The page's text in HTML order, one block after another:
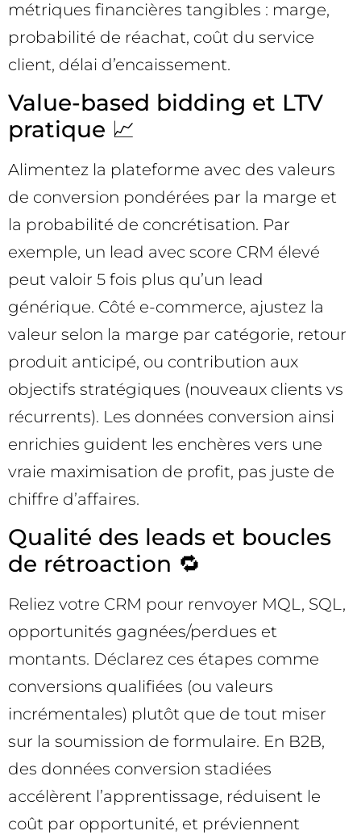
métriques financières tangibles : marge,
probabilité de réachat, coût du service
client, délai d’encaissement.
Value-based bidding et LTV
pratique 📈
Alimentez la plateforme avec des valeurs
de conversion pondérées par la marge et
la probabilité de concrétisation. Par
exemple, un lead avec score CRM élevé
peut valoir 5 fois plus qu’un lead
générique. Côté e-commerce, ajustez la
valeur selon la marge par catégorie, retour
produit anticipé, ou contribution aux
objectifs stratégiques (nouveaux clients vs
récurrents). Les données conversion ainsi
enrichies guident les enchères vers une
vraie maximisation de profit, pas juste de
chiffre d’affaires.
Qualité des leads et boucles
de rétroaction 🔁
Reliez votre CRM pour renvoyer MQL, SQL,
opportunités gagnées/perdues et
montants. Déclarez ces étapes comme
conversions qualifiées (ou valeurs
incrémentales) plutôt que de tout miser
sur la soumission de formulaire. En B2B,
des données conversion stadiées
accélèrent l’apprentissage, réduisent le
coût par opportunité, et préviennent